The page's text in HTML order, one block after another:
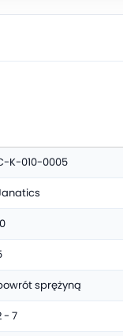
K-010-0005
sprężyną
- 7